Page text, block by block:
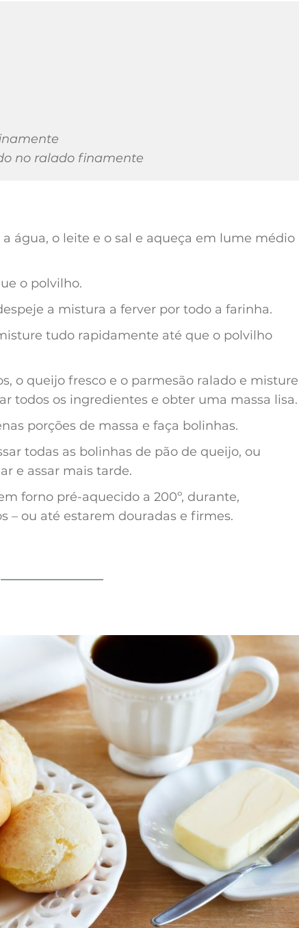
no ralado finamente
água, o leite e o sal e aqueça em lume médio
o polvilho.
a mistura a ferver por todo a farinha.
tudo rapidamente até que o polvilho
o queijo fresco e o parmesão ralado e misture
todos os ingredientes e obter uma massa lisa.
porções de massa e faça bolinhas.
todas as bolinhas de pão de queijo, ou
e assar mais tarde.
forno pré-aquecido a 200º, durante,
– ou até estarem douradas e firmes.